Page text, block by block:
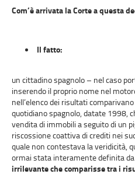
Com’è arrivata la Corte a questa
Il fatto:
un cittadino spagnolo – nel caso
inserendo il proprio nome nel
nell’elenco dei risultati
quotidiano spagnolo, datate 1998,
vendita di immobili a seguito di un
riscossione coattiva di crediti nei
quale non contestava la veridicità,
ormai stata interamente definita
irrilevante che comparisse tra i